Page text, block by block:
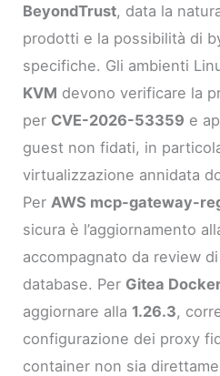
BeyondTrust, data la
prodotti e la possibilità di
specifiche. Gli ambienti
KVM devono verificare la
per CVE-2026-53359 e
guest non fidati, in
virtualizzazione annidata
Per AWS mcp-gateway-
sicura è l’aggiornamento
accompagnato da review
database. Per Gitea
aggiornare alla 1.26.3,
configurazione dei proxy
container non sia